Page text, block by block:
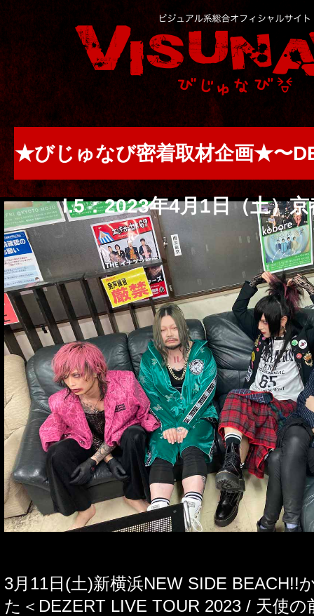
★びじゅなび密着取材企画★〜
l.5：2023年4月1日（土）
3月 11日 (土)新横浜NEW SIDE BEACH!!
た＜ DEZERT LIVE TOUR 2023 / 天使の